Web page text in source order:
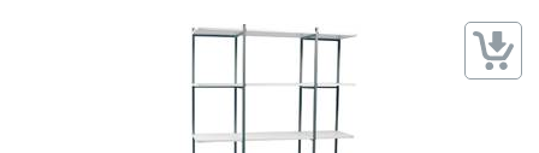
→ Noms / Références
Modélisation 2D/3D